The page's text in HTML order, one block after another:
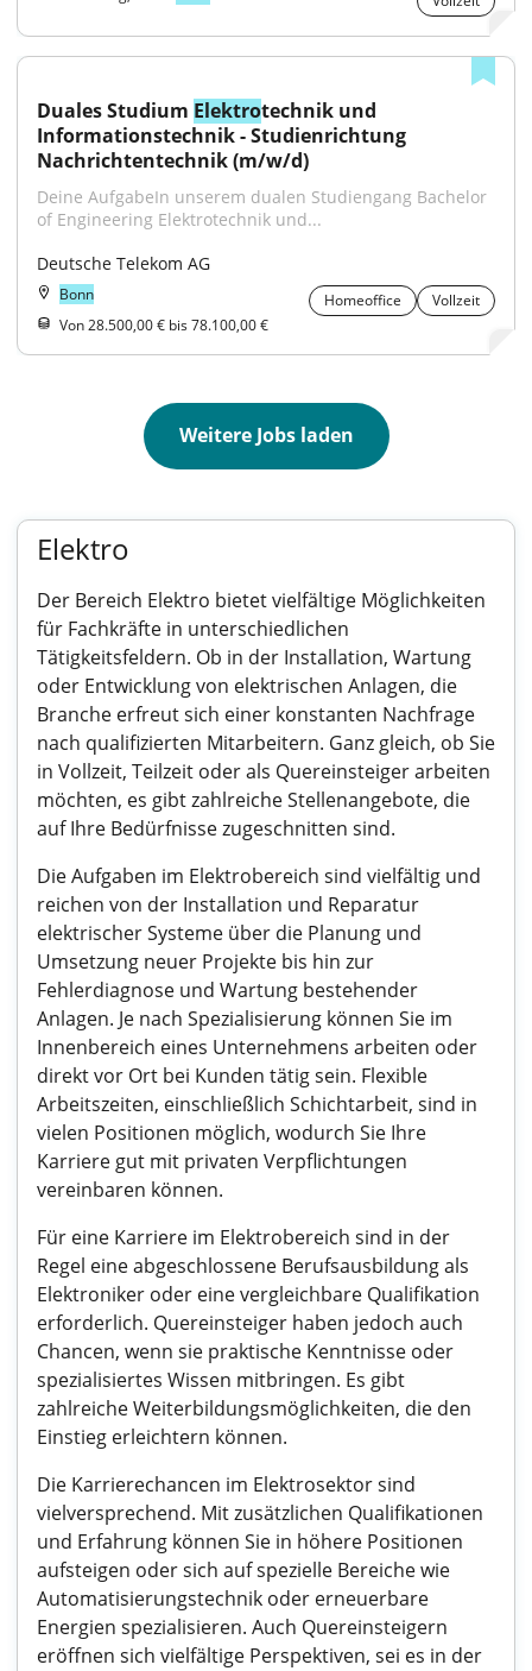
Duales Studium Elektrotechnik und
Informationstechnik - Studienrichtung
Nachrichtentechnik (m/w/d)
Deine AufgabeIn unserem dualen Studiengang Bachelor
of Engineering Elektrotechnik und...
Deutsche Telekom AG
Bonn Homeoffice
Vollzeit
Von 28.500,00 € bis 78.100,00 €
Weitere Jobs laden
Elektro
Der Bereich Elektro bietet vielfältige Möglichkeiten
für Fachkräfte in unterschiedlichen
Tätigkeitsfeldern. Ob in der Installation, Wartung
oder Entwicklung von elektrischen Anlagen, die
Branche erfreut sich einer konstanten Nachfrage
nach qualifizierten Mitarbeitern. Ganz gleich, ob Sie
in Vollzeit, Teilzeit oder als Quereinsteiger arbeiten
möchten, es gibt zahlreiche Stellenangebote, die
auf Ihre Bedürfnisse zugeschnitten sind.
Die Aufgaben im Elektrobereich sind vielfältig und
reichen von der Installation und Reparatur
elektrischer Systeme über die Planung und
Umsetzung neuer Projekte bis hin zur
Fehlerdiagnose und Wartung bestehender
Anlagen. Je nach Spezialisierung können Sie im
Innenbereich eines Unternehmens arbeiten oder
direkt vor Ort bei Kunden tätig sein. Flexible
Arbeitszeiten, einschließlich Schichtarbeit, sind in
vielen Positionen möglich, wodurch Sie Ihre
Karriere gut mit privaten Verpflichtungen
vereinbaren können.
Für eine Karriere im Elektrobereich sind in der
Regel eine abgeschlossene Berufsausbildung als
Elektroniker oder eine vergleichbare Qualifikation
erforderlich. Quereinsteiger haben jedoch auch
Chancen, wenn sie praktische Kenntnisse oder
spezialisiertes Wissen mitbringen. Es gibt
zahlreiche Weiterbildungsmöglichkeiten, die den
Einstieg erleichtern können.
Die Karrierechancen im Elektrosektor sind
vielversprechend. Mit zusätzlichen Qualifikationen
und Erfahrung können Sie in höhere Positionen
aufsteigen oder sich auf spezielle Bereiche wie
Automatisierungstechnik oder erneuerbare
Energien spezialisieren. Auch Quereinsteigern
eröffnen sich vielfältige Perspektiven, sei es in der